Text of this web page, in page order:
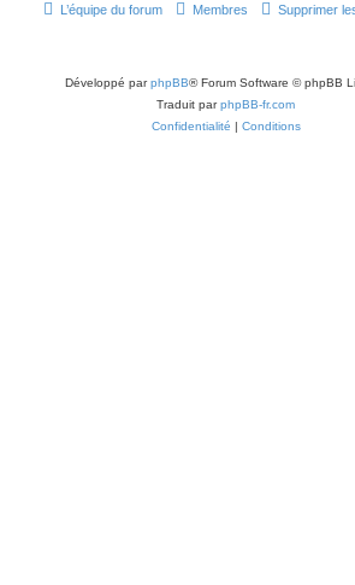
Supprimer
Membres
L’équipe du forum
Développé parphpBB® Forum Software © phpBB
Traduit parphpBB-fr.com
Confidentialité | Conditions